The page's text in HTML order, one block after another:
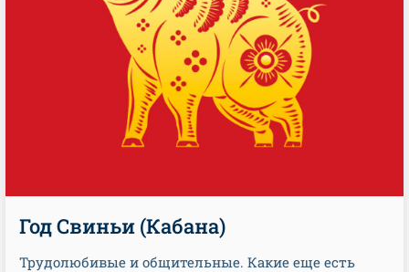
Год Свиньи (Кабана)
Трудолюбивые и общительные. Какие еще есть